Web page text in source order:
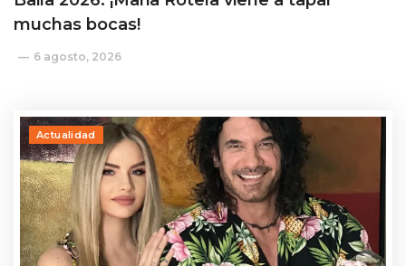
muchas bocas!
6 agosto, 2026
Actualidad